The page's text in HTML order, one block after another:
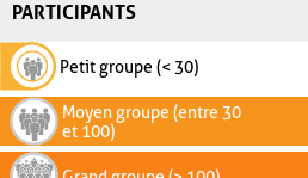
PARTICIPANTS
Petit groupe (< 30)
Moyen groupe (entre 30
et 100)